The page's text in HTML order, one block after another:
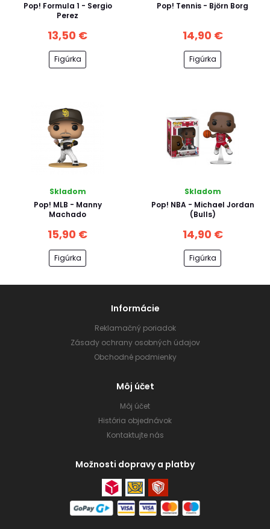
Pop! Formula 1 - Sergio
Perez
13,50 €
Figúrka
Pop! Tennis - Björn Borg
14,90 €
Figúrka
Skladom
Pop! MLB - Manny
Machado
15,90 €
Figúrka
Skladom
Pop! NBA - Michael Jordan
(Bulls)
14,90 €
Figúrka
Informácie
Reklamačný poriadok
Zásady ochrany osobných údajov
Obchodné podmienky
Môj účet
Môj účet
História objednávok
Kontaktujte nás
Možnosti dopravy a platby